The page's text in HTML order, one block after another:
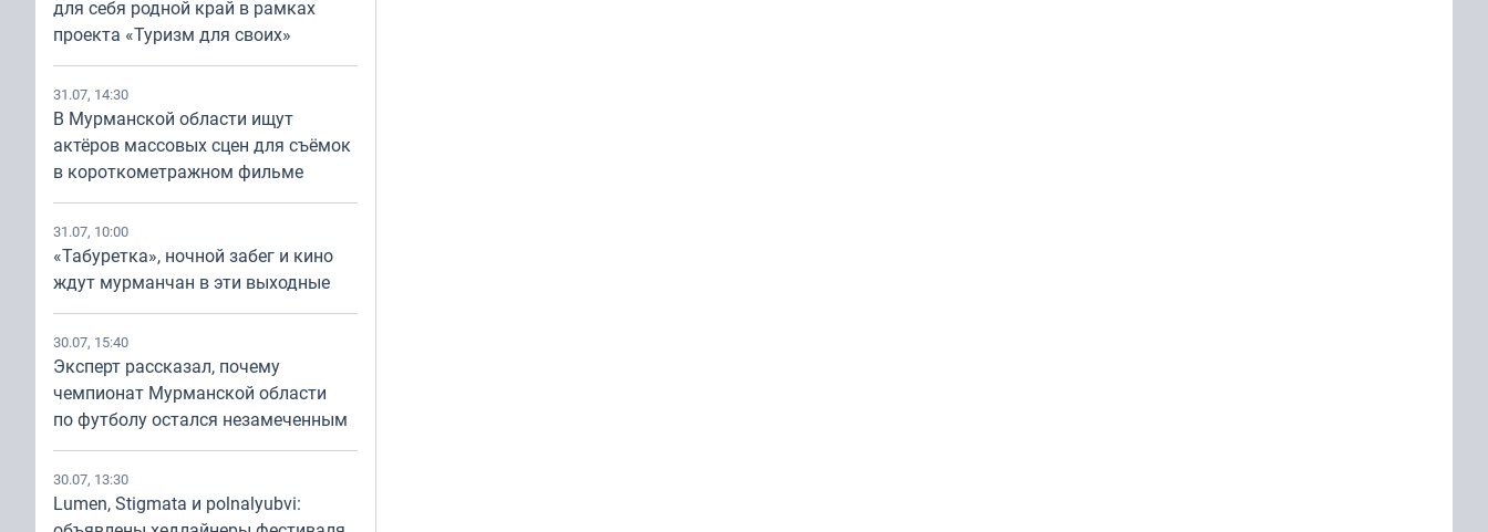
для себя родной край в рамках
проекта «Туризм для своих»
31.07, 14:30
В Мурманской области ищут
актёров массовых сцен для съёмок
в короткометражном фильме
31.07, 10:00
«Табуретка», ночной забег и кино
ждут мурманчан в эти выходные
30.07, 15:40
Эксперт рассказал, почему
чемпионат Мурманской области
по футболу остался незамеченным
30.07, 13:30
Lumen, Stigmata и polnalyubvi: